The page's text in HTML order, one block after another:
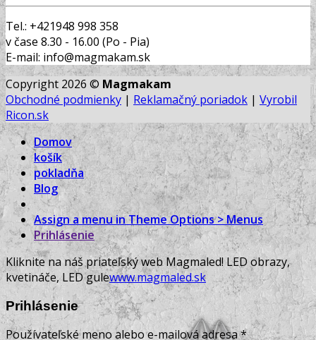
Tel.: +421948 998 358
v čase 8.30 - 16.00 (Po - Pia)
E-mail: info@magmakam.sk
Copyright 2026 © Magmakam
Obchodné podmienky | Reklamačný poriadok | Vyrobil
Ricon.sk
Domov
košík
pokladňa
Blog
Assign a menu in Theme Options > Menus
Prihlásenie
Kliknite na náš priateľský web Magmaled! LED obrazy,
kvetináče, LED gulewww.magmaled.sk
Prihlásenie
Používateľské meno alebo e-mailová adresa*